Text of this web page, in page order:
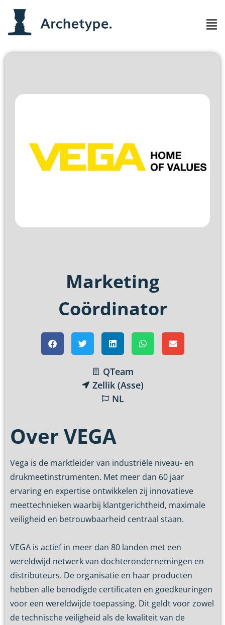
Marketing
Coördinator
QTeam
Zellik (Asse)
NL
Over VEGA
Vega is de marktleider van industriële niveau- en
drukmeetinstrumenten. Met meer dan 60 jaar
ervaring en expertise ontwikkelen zij innovatieve
meettechnieken waarbij klantgerichtheid, maximale
veiligheid en betrouwbaarheid centraal staan.
VEGA is actief in meer dan 80 landen met een
wereldwijd netwerk van dochterondernemingen en
distributeurs. De organisatie en haar producten
hebben alle benodigde certificaten en goedkeuringen
voor een wereldwijde toepassing. Dit geldt voor zowel
de technische veiligheid als de kwaliteit van de